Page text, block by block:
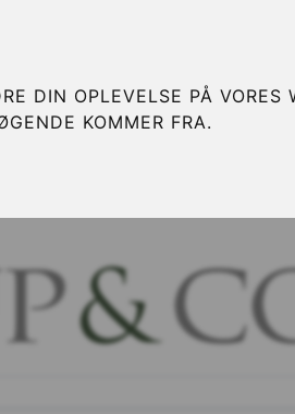
DIN OPLEVELSE PÅ
KOMMER FRA.